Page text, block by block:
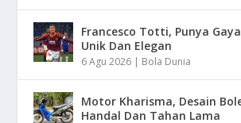
Francesco Totti, Punya
Unik Dan Elegan
6 Agu 2026 | Bola Dunia
Motor Kharisma, Desain
Handal Dan Tahan Lama